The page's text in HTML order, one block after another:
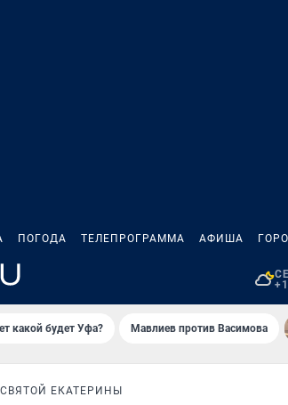
ПОГОДА ТЕЛЕПРОГРАММА АФИША
какой будет Уфа? Мавлиев против Васимова
ЕКАТЕРИНЫ